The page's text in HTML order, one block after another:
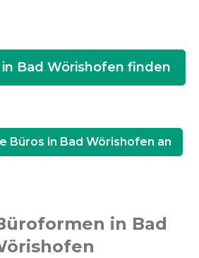
Bad Wörishofen finden
Büros in Bad Wörishofen an
in Bad